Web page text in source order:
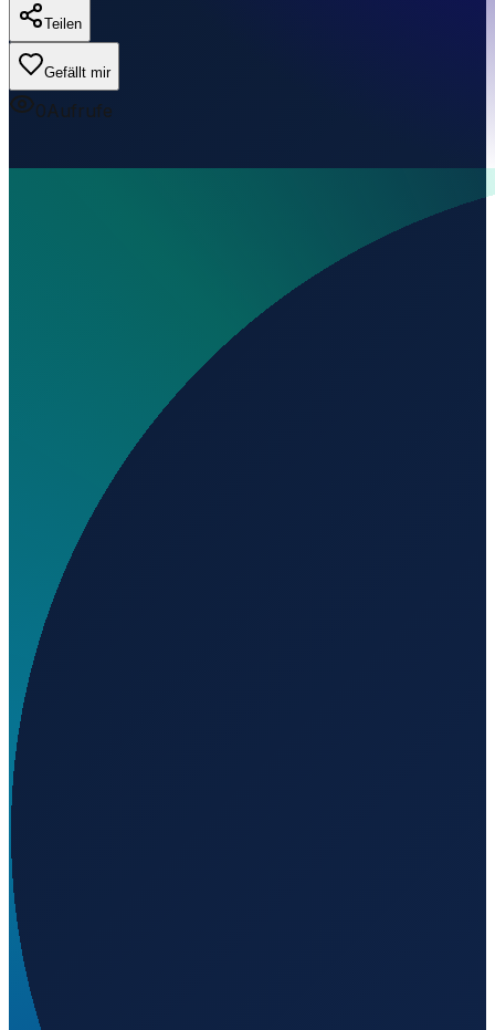
Teilen
Gefällt mir
0Aufrufe
Wo liegt Aero Parque Tupã Airport?
Auf welcher Höhe liegt Aero Parque Tupã Airport?
Wird geladen...
-29.08499
Sao Paulo